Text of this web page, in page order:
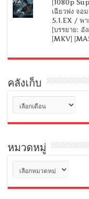
[1080p
เฉียวฟง จอ
5.1.EX / พ
[บรรยาย: อั
[MKV]
คลังเก็บ
เก็บ
หมวดหมู่
หมู่